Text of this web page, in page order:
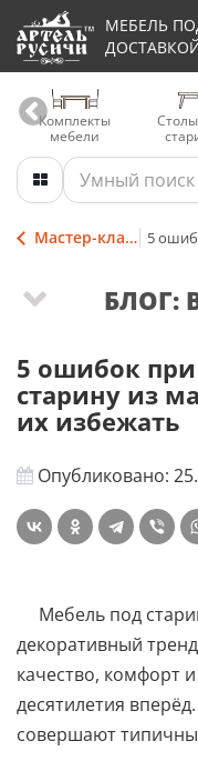
МЕБЕЛЬ
Комплекты
мебели
Мастер-классы и советы
5 ошибок
старину из
их избежать
Опубликовано:
Мебель под
декоративный
качество, комфорт
десятилетия
совершают
БЛОГ: